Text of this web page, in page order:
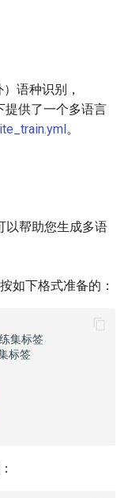
语种识别，
提供了一个多语言
。
以帮助您生成多语
如下格式准备的：